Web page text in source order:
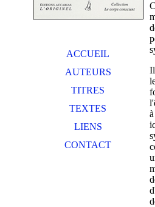
ACCUEIL
AUTEURS
TITRES
TEXTES
LIENS
CONTACT